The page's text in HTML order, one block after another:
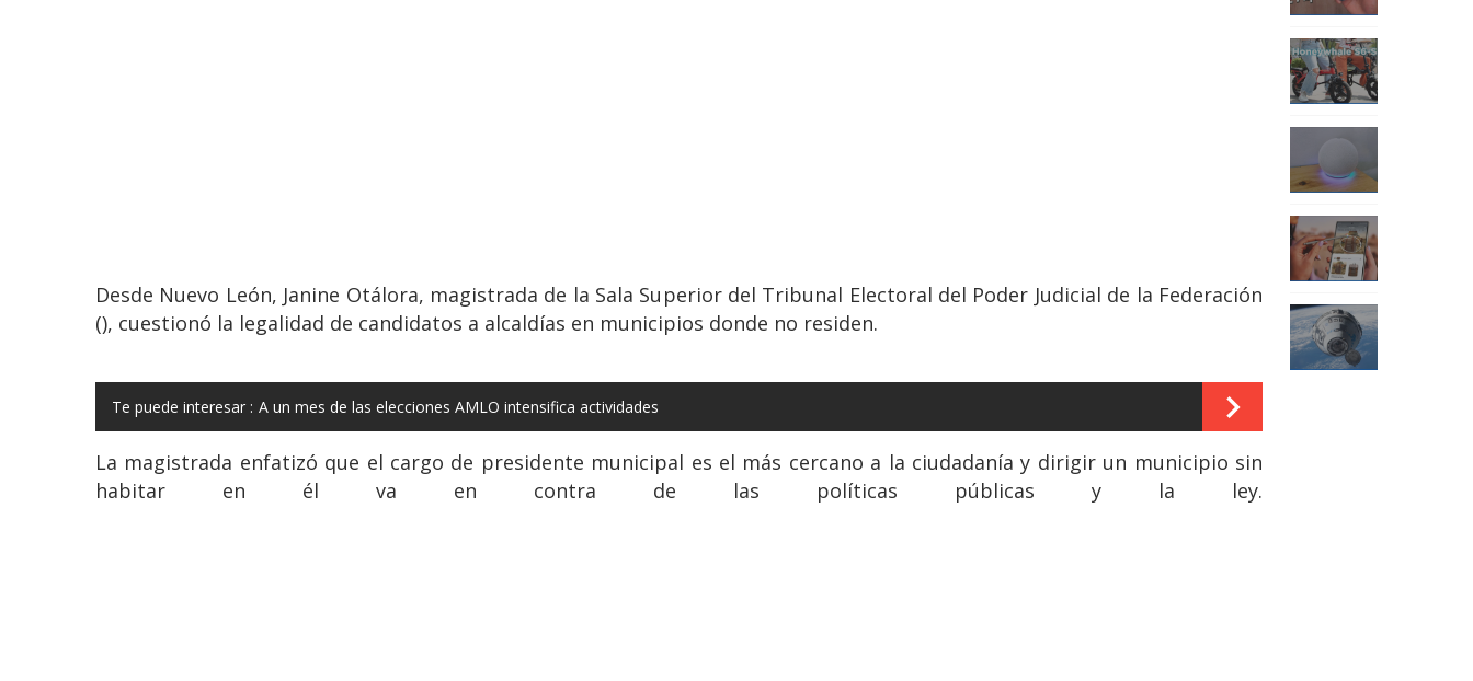
Desde Nuevo León, Janine Otálora, magistrada de la Sala Superior del Tribunal Electoral del Poder Judicial de la Federación
(), cuestionó la legalidad de candidatos a alcaldías en municipios donde no residen.
Te puede interesar : A un mes de las elecciones AMLO intensifica actividades
La magistrada enfatizó que el cargo de presidente municipal es el más cercano a la ciudadanía y dirigir un municipio sin
habitar en él va en contra de las políticas públicas y la ley.